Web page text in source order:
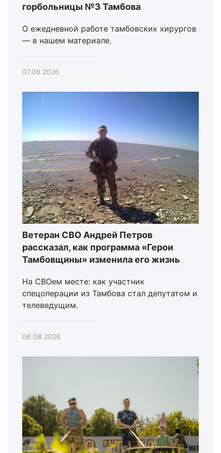
горбольницы №3 Тамбова
О ежедневной работе тамбовских хирургов
— в нашем материале.
07.08.2026
Ветеран СВО Андрей Петров
рассказал, как программа «Герои
Тамбовщины» изменила его жизнь
На СВОем месте: как участник
спецоперации из Тамбова стал депутатом и
телеведущим.
06.08.2026